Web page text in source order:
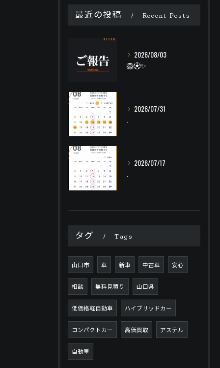
最近の投稿 Recent Posts
2026/08/03
🦁⚽️✨
2026/07/31
2026/07/17
タグ Tags
山口市 車 新車 中古車 安心
相談 無料見積り 山口県
低価格軽自動車 ハイブリッドカー
コンパクトカー 高価買取 アステル
自動車